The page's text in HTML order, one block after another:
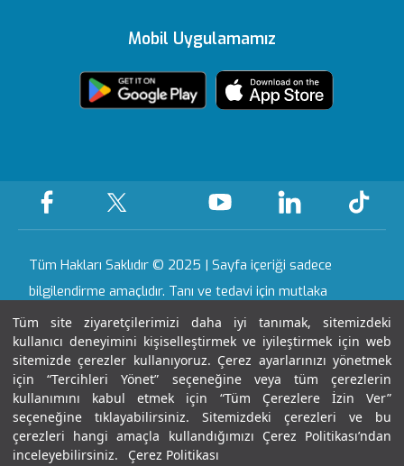
Tüm site ziyaretçilerimizi daha iyi tanımak, sitemizdeki
kullanıcı deneyimini kişiselleştirmek ve iyileştirmek için web
sitemizde çerezler kullanıyoruz. Çerez ayarlarınızı yönetmek
için “Tercihleri Yönet” seçeneğine veya tüm çerezlerin
kullanımını kabul etmek için “Tüm Çerezlere İzin Ver”
seçeneğine tıklayabilirsiniz. Sitemizdeki çerezleri ve bu
çerezleri hangi amaçla kullandığımızı Çerez Politikası’ndan
inceleyebilirsiniz.
Çerez Politikası
Ödüllerimiz
Sertifika & Akreditasyon
Haberler ve Etkinlikler
Gaziantep
Tüm Hastanelerimiz
Medikal teknolojiler
Hastalıklar ve
Tedavileri
Sizi Dinliyoruz
Nöbetçi Eczane
Gebelik Okulu
içerik Güncelleme
Yasal Uyarı
Kariyer
İletişim
Mobil Uygulamamız
Tüm Hakları Saklıdır © 2025 | Sayfa içeriği sadece
bilgilendirme amaçlıdır. Tanı ve tedavi için mutlaka
doktorunuza başvurunuz.
Son Güncellenme Tarihi : 06.08.2026 19:04:16